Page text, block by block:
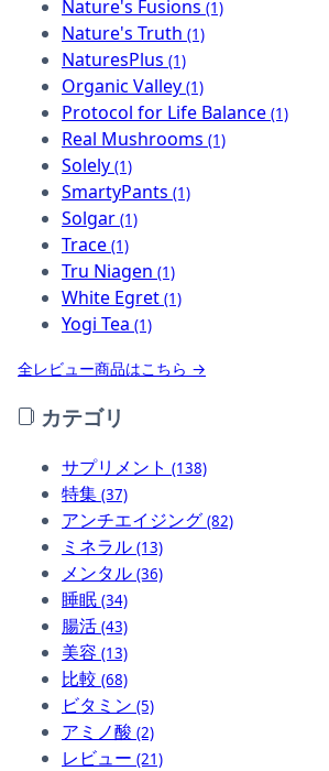
Nature's Fusions (1)
Nature's Truth (1)
NaturesPlus (1)
Organic Valley (1)
Protocol for Life Balance (1)
Real Mushrooms (1)
Solely (1)
SmartyPants (1)
Solgar (1)
Trace (1)
Tru Niagen (1)
White Egret (1)
Yogi Tea (1)
全レビュー商品はこちら →
カテゴリ
サプリメント (138)
特集 (37)
アンチエイジング (82)
ミネラル (13)
メンタル (36)
睡眠 (34)
腸活 (43)
美容 (13)
比較 (68)
ビタミン (5)
アミノ酸 (2)
レビュー (21)